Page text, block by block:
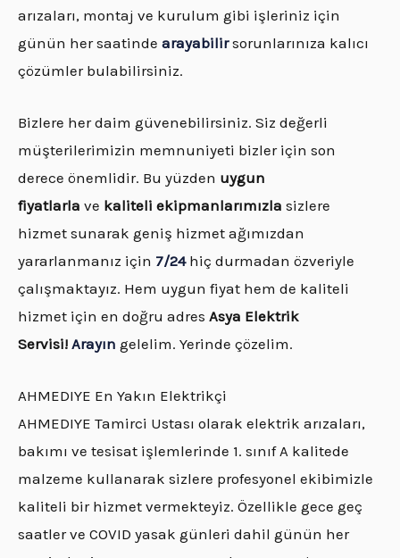
arızaları, montaj ve kurulum gibi işleriniz için
günün her saatinde arayabilirsorunlarınıza kalıcı
çözümler bulabilirsiniz.
Bizlere her daim güvenebilirsiniz. Siz değerli
müşterilerimizin memnuniyeti bizler için son
derece önemlidir. Bu yüzden uygun
fiyatlarla ve kaliteli ekipmanlarımızla sizlere
hizmet sunarak geniş hizmet ağımızdan
yararlanmanız için 7/24hiç durmadan özveriyle
çalışmaktayız. Hem uygun fiyat hem de kaliteli
hizmet için en doğru adres Asya Elektrik
Servisi! Arayın gelelim. Yerinde çözelim.
AHMEDIYE En Yakın Elektrikçi
AHMEDIYE Tamirci Ustası olarak elektrik arızaları,
bakımı ve tesisat işlemlerinde 1. sınıf A kalitede
malzeme kullanarak sizlere profesyonel ekibimizle
kaliteli bir hizmet vermekteyiz. Özellikle gece geç
saatler ve COVID yasak günleri dahil günün her